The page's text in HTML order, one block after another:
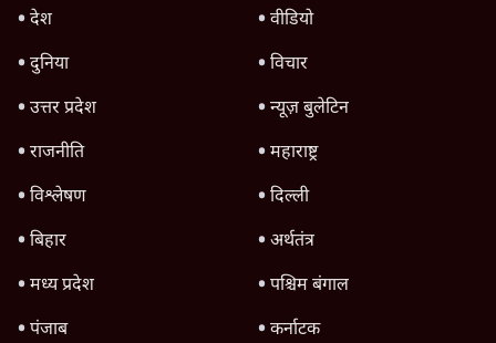
देश
वीडियो
दुनिया
विचार
उत्तर प्रदेश
न्यूज़ बुलेटिन
राजनीति
महाराष्ट्र
विश्लेषण
दिल्ली
बिहार
अर्थतंत्र
मध्य प्रदेश
पश्चिम बंगाल
पंजाब
कर्नाटक